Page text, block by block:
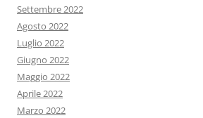
Settembre 2022
Agosto 2022
Luglio 2022
Giugno 2022
Maggio 2022
Aprile 2022
Marzo 2022